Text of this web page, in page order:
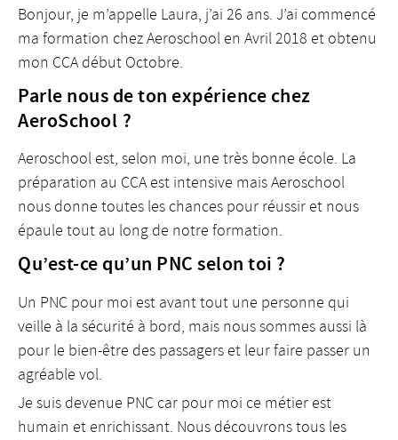
Bonjour, je m’appelle Laura, j’ai 26 ans. J’ai commencé
ma formation chez Aeroschool en Avril 2018 et obtenu
mon CCA début Octobre.
Parle nous de ton expérience chez
AeroSchool ?
Aeroschool est, selon moi, une très bonne école. La
préparation au CCA est intensive mais Aeroschool
nous donne toutes les chances pour réussir et nous
épaule tout au long de notre formation.
Qu’est-ce qu’un PNC selon toi ?
Un PNC pour moi est avant tout une personne qui
veille à la sécurité à bord, mais nous sommes aussi là
pour le bien-être des passagers et leur faire passer un
agréable vol.
Je suis devenue PNC car pour moi ce métier est
humain et enrichissant. Nous découvrons tous les